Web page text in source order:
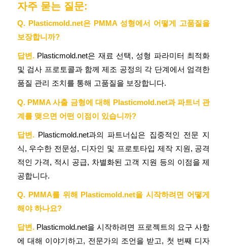
자주 묻는 질문:
Q. Plasticmold.net은 PMMA 성형에서 어떻게 고품질을
보장합니까?
답변.Plasticmold.net은 재료 선택, 성형 파라미터 최적화
및 검사 프로토콜과 함께 제조 공정의 각 단계에서 엄격한
품질 관리 조치를 통해 고품질을 보장합니다.
Q. PMMA 사출 금형에 대해 Plasticmold.net과 파트너 관
계를 맺으면 어떤 이점이 있습니까?
답변.Plasticmold.net과의 파트너십은 집중적인 전문 지
식, 우수한 전문성, 디자인 및 프로토타입 제작 지원, 공격
적인 가격, 적시 공급, 차별화된 고객 지원 등의 이점을 제
공합니다.
Q. PMMA를 위해 Plasticmold.net을 시작하려면 어떻게
해야 하나요?
답변.Plasticmold.net을 시작하려면 프로젝트의 요구 사항
에 대해 이야기하고, 전문가의 조언을 받고, 첫 번째 디자